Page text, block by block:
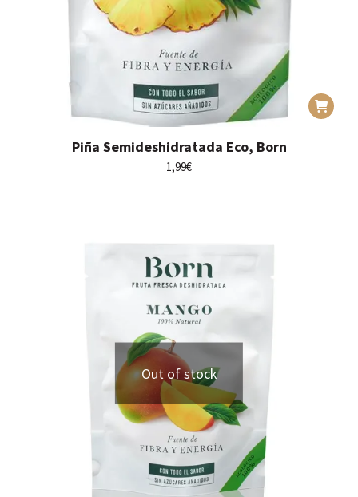
Piña Semideshidratada Eco, Born
1,99€
Out of stock